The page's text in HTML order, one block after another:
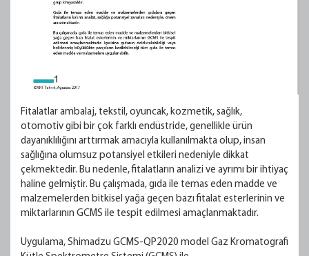
Fitalatlar ambalaj, tekstil, oyuncak, kozmetik, sağlık,
otomotiv gibi bir çok farklı endüstride, genellikle ürün
dayanıklılığını arttırmak amacıyla kullanılmakta olup, insan
sağlığına olumsuz potansiyel etkileri nedeniyle dikkat
çekmektedir. Bu nedenle, fitalatların analizi ve ayrımı bir ihtiyaç
haline gelmiştir. Bu çalışmada, gıda ile temas eden madde ve
malzemelerden bitkisel yağa geçen bazı fitalat esterlerinin ve
miktarlarının GCMS ile tespit edilmesi amaçlanmaktadır.
Uygulama, Shimadzu GCMS-QP2020 model Gaz Kromatografi